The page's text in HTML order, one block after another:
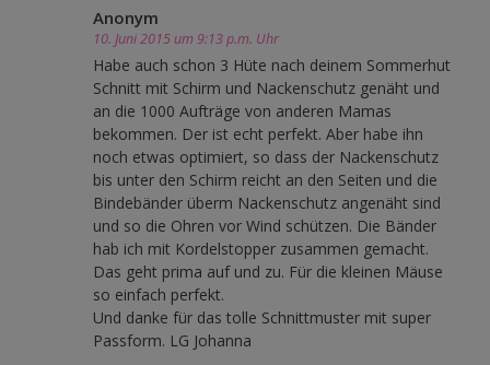
Anonym
10. Juni 2015 um 9:13 p.m. Uhr
Habe auch schon 3 Hüte nach deinem Sommerhut
Schnitt mit Schirm und Nackenschutz genäht und
an die 1000 Aufträge von anderen Mamas
bekommen. Der ist echt perfekt. Aber habe ihn
noch etwas optimiert, so dass der Nackenschutz
bis unter den Schirm reicht an den Seiten und die
Bindebänder überm Nackenschutz angenäht sind
und so die Ohren vor Wind schützen. Die Bänder
hab ich mit Kordelstopper zusammen gemacht.
Das geht prima auf und zu. Für die kleinen Mäuse
so einfach perfekt.
Und danke für das tolle Schnittmuster mit super
Passform. LG Johanna